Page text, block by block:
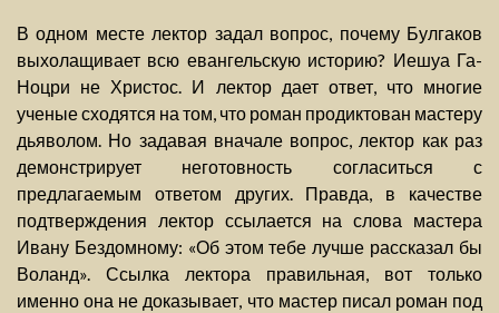
В одном месте лектор задал вопрос, почему Булгаков
выхолащивает всю евангельскую историю? Иешуа Га-
Ноцри не Христос. И лектор дает ответ, что многие
ученые сходятся на том, что роман продиктован мастеру
дьяволом. Но задавая вначале вопрос, лектор как раз
демонстрирует неготовность согласиться с
предлагаемым ответом других. Правда, в качестве
подтверждения лектор ссылается на слова мастера
Ивану Бездомному: «Об этом тебе лучше рассказал бы
Воланд». Ссылка лектора правильная, вот только
именно она не доказывает, что мастер писал роман под